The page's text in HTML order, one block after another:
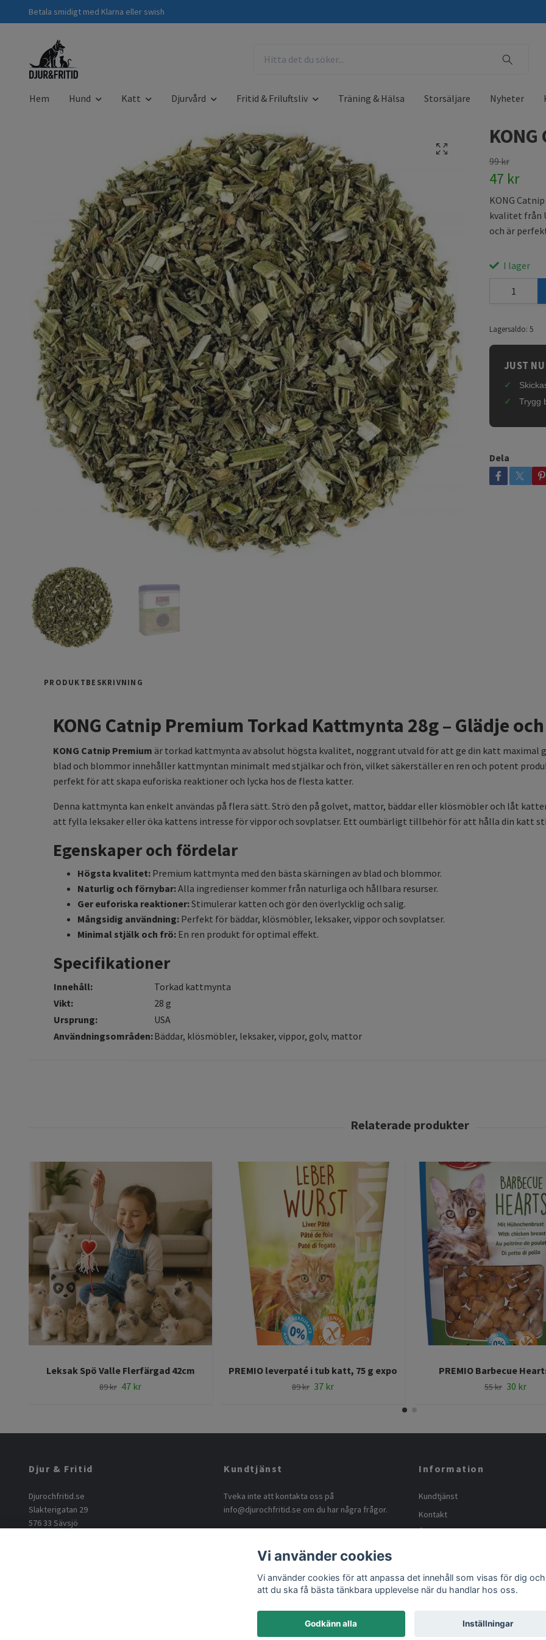
Betala smidigt med Klarna eller swish
Hem Hund Katt Djurvård Fritid & Friluftsliv Träning & Hälsa Storsäljare Nyheter
99 kr
47 kr
KONG
kvalitet från
och är
I lager
Lagersaldo: 5
JUST
Trygg
Dela
PRODUKTBESKRIVNING
KONG Catnip Premium Torkad Kattmynta 28g – Glädje
KONG Catnip Premium är torkad kattmynta av absolut högsta kvalitet, noggrant utvald för att ge din katt maximal
blad och blommor innehåller kattmyntan minimalt med stjälkar och frön, vilket säkerställer en ren och potent
perfekt för att skapa euforiska reaktioner och lycka hos de flesta katter.
Denna kattmynta kan enkelt användas på flera sätt. Strö den på golvet, mattor, bäddar eller klösmöbler och låt
att fylla leksaker eller öka kattens intresse för vippor och sovplatser. Ett oumbärligt tillbehör för att hålla din katt
Egenskaper och fördelar
Högsta kvalitet: Premium kattmynta med den bästa skärningen av blad och blommor.
Naturlig och förnybar:Alla ingredienser kommer från naturliga och hållbara resurser.
Ger euforiska reaktioner:Stimulerar katten och gör den överlycklig och salig.
Mångsidig användning: Perfekt för bäddar, klösmöbler, leksaker, vippor och sovplatser.
Minimal stjälk och frö: En ren produkt för optimal effekt.
Specifikationer
Innehåll:
Torkad kattmynta
Vikt:
28 g
Ursprung:
USA
Användningsområden:Bäddar, klösmöbler, leksaker, vippor, golv, mattor
Leksak Spö Valle Flerfärgad 42cm
89 kr 47 kr
PREMIO leverpaté i tub katt, 75 g expo
89 kr 37 kr
PREMIO Barbecue
55 kr 30 kr
Djur & Fritid
Djurochfritid.se
Slakterigatan 29
576 33 Sävsjö
Kundtjänst
Tveka inte att kontakta oss på
info@djurochfritid.se om du har några frågor.
Information
Kundtjänst
Kontakt
Vi använder cookies
Vi använder cookies för att anpassa det innehåll som visas för dig
att du ska få bästa tänkbara upplevelse när du handlar hos oss.
Godkänn alla Inställningar